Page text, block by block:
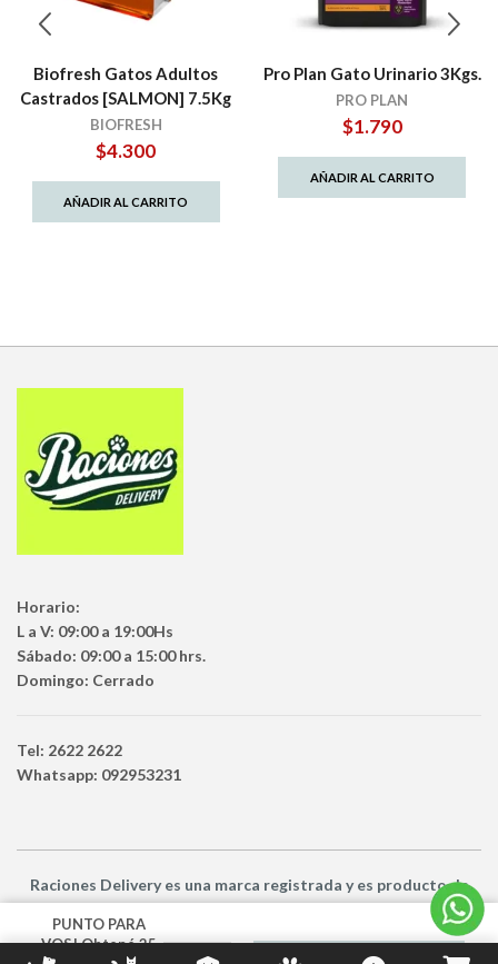
Biofresh Gatos Adultos
Castrados [SALMON] 7.5Kg
BIOFRESH
$4.300
AÑADIR AL CARRITO
Pro Plan Gato Urinario 3Kgs.
PRO PLAN
$1.790
AÑADIR AL CARRITO
Horario:
L a V: 09:00 a 19:00Hs
Sábado: 09:00 a 15:00 hrs.
Domingo: Cerrado
Tel: 2622 2622
Whatsapp: 092953231
Raciones Deliveryes una marca registrada y es productode
Netbuy Uruguay SRL -© Todos los derechos reservados
PUNTO PARA
VOS! Obtené 25
AÑADIR AL CARRITO